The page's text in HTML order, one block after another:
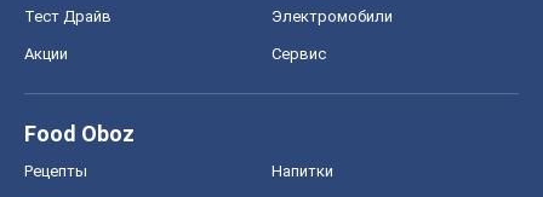
Тест Драйв Электромобили
Акции Сервис
Food Oboz
Рецепты Напитки